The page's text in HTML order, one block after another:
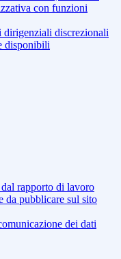
con funzioni
dirigenziali discrezionali
disponibili
rapporto di lavoro
da pubblicare sul sito
dei dati